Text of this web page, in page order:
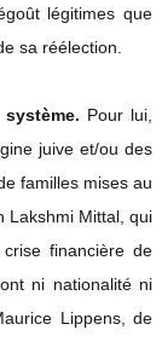
légitimes que
sa réélection.
Pour lui,
juive et/ou des
familles mises au
Lakshmi Mittal, qui
financière de
ni nationalité ni
Lippens, de